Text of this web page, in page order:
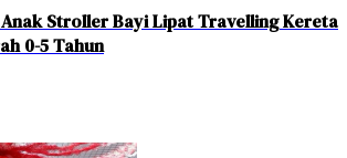
Stroller Bayi Lipat Travelling Kereta
0-5 Tahun